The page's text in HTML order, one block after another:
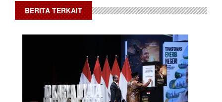
BERITA TERKAIT